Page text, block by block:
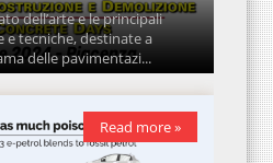
dell’arte e le principali
tecniche, destinate a
delle pavimentazi...
Read more »